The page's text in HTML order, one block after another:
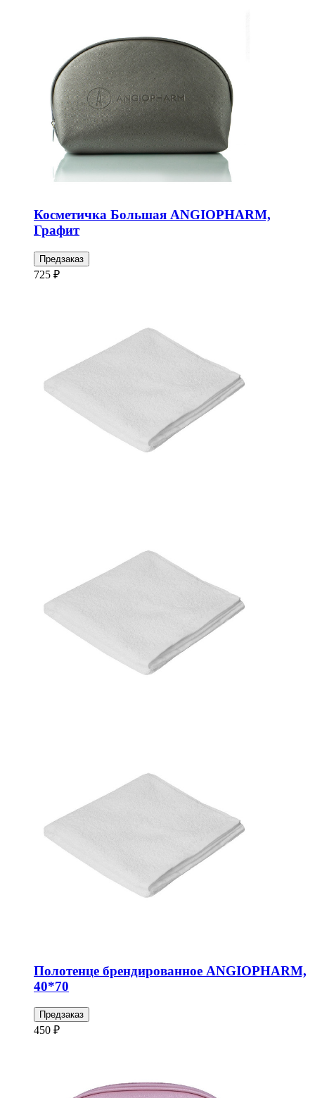
Косметичка Большая ANGIOPHARM,
Графит
Предзаказ
725 ₽
Полотенце брендированное ANGIOPHARM,
40*70
Предзаказ
450 ₽